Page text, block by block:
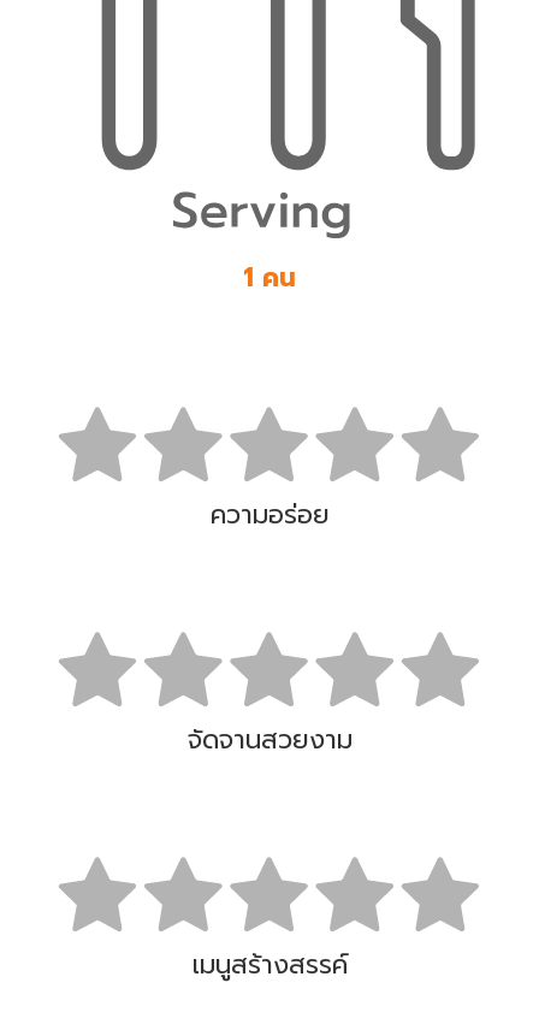
1 คน
ความอร่อย
จัดจานสวยงาม
เมนูสร้างสรรค์